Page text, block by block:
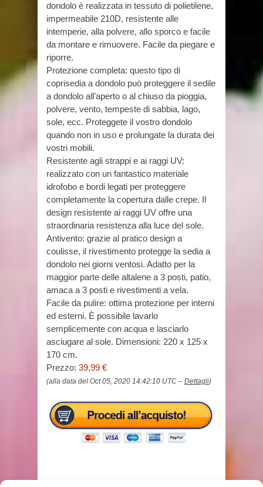
dondolo è realizzata in tessuto di polietilene,
impermeabile 210D, resistente alle
intemperie, alla polvere, allo sporco e facile
da montare e rimuovere. Facile da piegare e
riporre.
Protezione completa: questo tipo di
coprisedia a dondolo può proteggere il sedile
a dondolo all’aperto o al chiuso da pioggia,
polvere, vento, tempeste di sabbia, lago,
sole, ecc. Proteggete il vostro dondolo
quando non in uso e prolungate la durata dei
vostri mobili.
Resistente agli strappi e ai raggi UV:
realizzato con un fantastico materiale
idrofobo e bordi legati per proteggere
completamente la copertura dalle crepe. Il
design resistente ai raggi UV offre una
straordinaria resistenza alla luce del sole.
Antivento: grazie al pratico design a
coulisse, il rivestimento protegge la sedia a
dondolo nei giorni ventosi. Adatto per la
maggior parte delle altalene a 3 posti, patio,
amaca a 3 posti e rivestimenti a vela.
Facile da pulire: ottima protezione per interni
ed esterni. È possibile lavarlo
semplicemente con acqua e lasciarlo
asciugare al sole. Dimensioni: 220 x 125 x
170 cm.
Prezzo: 39,99 €
(alla data del Oct 05, 2020 14:42:10 UTC – Dettagli)